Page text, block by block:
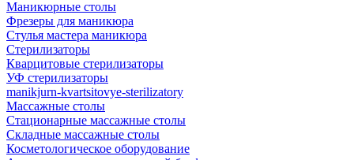
Маникюрные столы
Фрезеры для маникюра
Стулья мастера маникюра
Стерилизаторы
Кварцитовые стерилизаторы
УФ стерилизаторы
manikjurn-kvartsitovye-sterilizatory
Массажные столы
Стационарные массажные столы
Складные массажные столы
Косметологическое оборудование